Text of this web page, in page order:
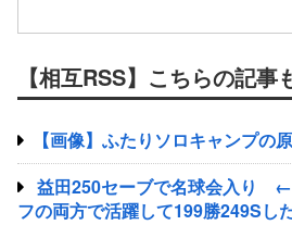
【相互RSS】こちらの記事
【画像】ふたりソロキャンプの
益田250セーブで名球会入り ←
フの両方で活躍して199勝249Sし